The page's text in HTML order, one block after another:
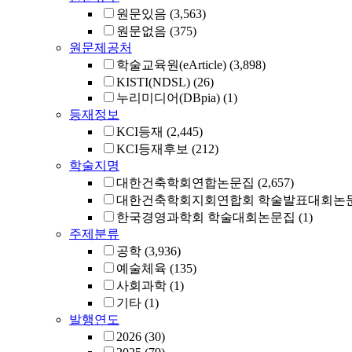
원문있음 (3,563)
원문없음 (375)
원문제공처
학술교육원(eArticle) (3,898)
KISTI(NDSL) (26)
누리미디어(DBpia) (1)
등재정보
KCI등재 (2,445)
KCI등재후보 (212)
학술지명
대한건축학회연합논문집 (2,657)
대한건축학회지회연합회 학술발표대회논
한국경영과학회 학술대회논문집 (1)
주제분류
공학 (3,936)
예술체육 (135)
사회과학 (1)
기타 (1)
발행연도
2026 (30)